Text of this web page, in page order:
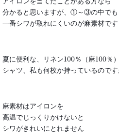
分かると思いますが、①～③の中でも
一番シワが取れにくいのが麻素材です
夏に便利な、リネン100％（麻100％
シャツ、私も何枚か持っているので
麻素材はアイロンを
高温でじっくりかけないと
シワがきれいにとれません